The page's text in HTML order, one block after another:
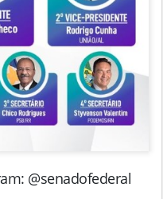
@senadofederal